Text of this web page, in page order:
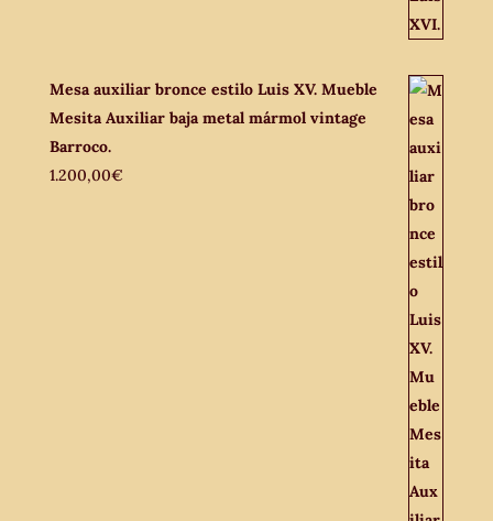
Mesa auxiliar bronce estilo Luis XV. Mueble
Mesita Auxiliar baja metal mármol vintage
Barroco.
1.200,00€